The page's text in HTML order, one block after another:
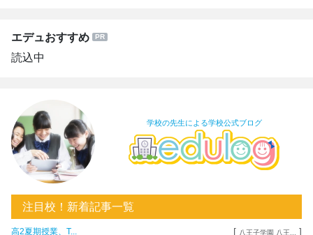
エデュおすすめ
読込中
学校の先生による学校公式ブログ
注目校！新着記事一覧
高2夏期授業、T... [ 八王子学園 八王... ]